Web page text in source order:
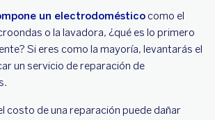
un electrodoméstico como el
o la lavadora, ¿qué es lo primero
Si eres como la mayoría, levantarás el
un servicio de reparación de
costo de una reparación puede dañar